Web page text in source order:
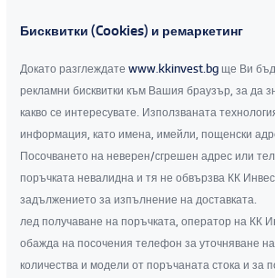
Бисквитки (Cookies) и ремаркетинг
Докато разглеждатеwww.kkinvest.bg ще Ви
рекламни бисквитки към Вашия браузър, за да
какво се интересувате. Използваната
информация, като имена, имейли, пощенски
Посочването на неверен/сгрешен адрес или
поръчката невалидна и тя не обвързва КК
задължението за изпълнение на доставката.
лед получаване на поръчката, оператор на КК
обажда на посочения телефон за уточняване
количества и модели от поръчаната стока и за